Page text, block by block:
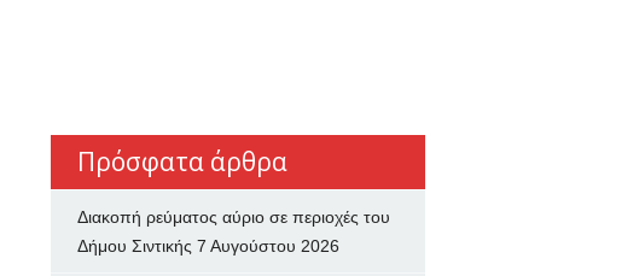
Πρόσφατα άρθρα
Διακοπή ρεύματος αύριο σε περιοχές του
Δήμου Σιντικής 7 Αυγούστου 2026